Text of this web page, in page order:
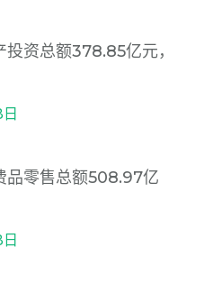
资总额378.85亿元，
品零售总额508.97亿